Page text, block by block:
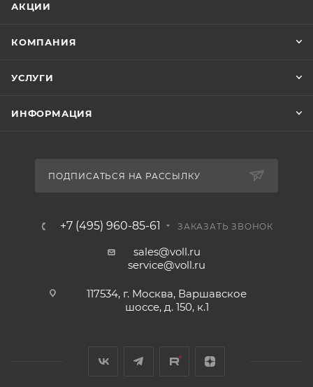
АКЦИИ
КОМПАНИЯ
УСЛУГИ
ИНФОРМАЦИЯ
ПОДПИСАТЬСЯ НА РАССЫЛКУ
+7 (495) 960-85-61 ЗАКАЗАТЬ ЗВОНОК
sales@voll.ru
service@voll.ru
117534, г. Москва, Варшавское
шоссе, д. 150, к.1